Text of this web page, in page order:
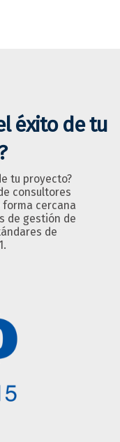
éxito de tu
tu proyecto?
consultores
cercana
de gestión de
de